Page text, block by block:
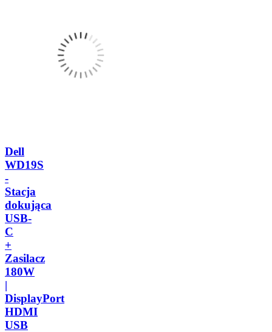
Dell
WD19S
-
Stacja
dokująca
USB-
C
+
Zasilacz
180W
|
DisplayPort
HDMI
USB